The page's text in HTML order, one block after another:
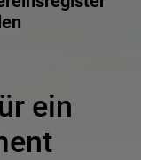
ein